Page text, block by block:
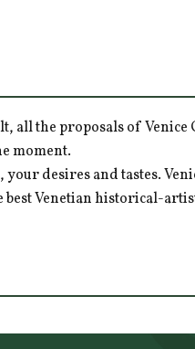
all the proposals of
moment.
desires and tastes.
best Venetian historical-